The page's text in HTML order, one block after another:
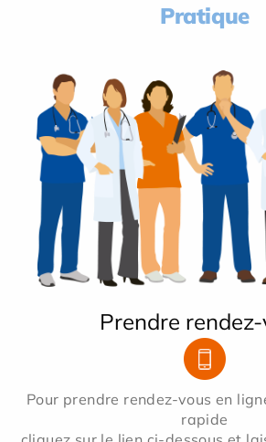
Pratique
Prendre
Pour prendre rendez-vous en
rapide